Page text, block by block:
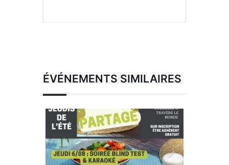
ÉVÉNEMENTS SIMILAIRES